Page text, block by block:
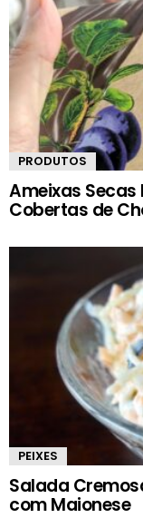
PRODUTOS
Ameixas Secas
Cobertas de
PEIXES
Salada
com Maionese